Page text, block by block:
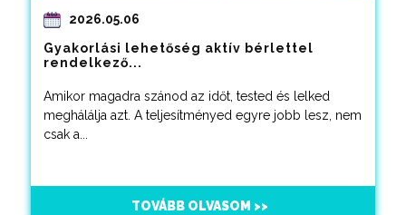
2026.05.06
Gyakorlási lehetőség aktív bérlettel
rendelkező...
Amikor magadra szánod az időt, tested és lelked
meghálálja azt. A teljesítményed egyre jobb lesz, nem
csak a...
TOVÁBB OLVASOM >>